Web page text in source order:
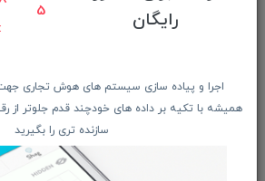
رایگان
4
اجرا و پیاده سازی سیستم های هوش تجاری
همیشه با تکیه بر داده های خودچند قدم جلوتر از
سازنده تری را بگیرید
اپل
شیائومی
محصولات ریفربیشد
پخش و فروش عمده
کالای استوک و کارکرده